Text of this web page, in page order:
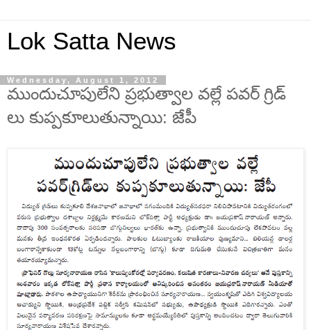
Lok Satta News
Wednesday, August 1, 2012
ముందుచూపులేని ప్రభుత్వాల వల్లే పవర్ గ్రిడ్
లు కుప్పకూలుతున్నాయి: జేపీ